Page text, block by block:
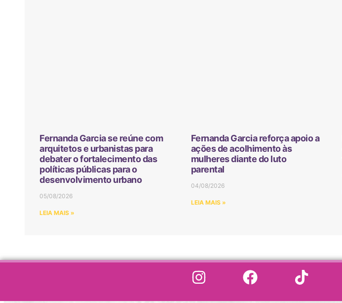
Fernanda Garcia se reúne com
arquitetos e urbanistas para
debater o fortalecimento das
políticas públicas para o
desenvolvimento urbano
05/08/2026
LEIA MAIS »
Fernanda Garcia reforça apoio a
ações de acolhimento às
mulheres diante do luto
parental
04/08/2026
LEIA MAIS »